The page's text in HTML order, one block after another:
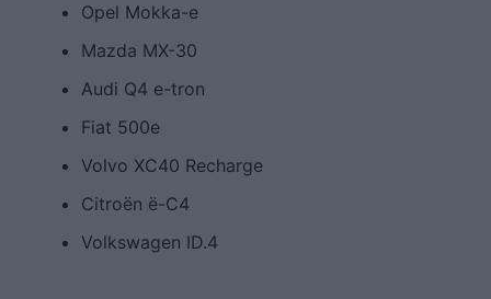
Opel Mokka-e
Mazda MX-30
Audi Q4 e-tron
Fiat 500e
Volvo XC40 Recharge
Citroën ë-C4
Volkswagen ID.4